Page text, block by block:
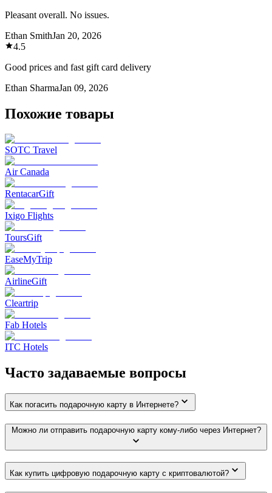
Pleasant overall. No issues.
Ethan SmithJan 20, 2026
4.5
Good prices and fast gift card delivery
Ethan SharmaJan 09, 2026
Похожие товары
SOTC Travel
Air Canada
RentacarGift
Ixigo Flights
ToursGift
EaseMyTrip
AirlineGift
Cleartrip
Fab Hotels
ITC Hotels
Часто задаваемые вопросы
Как погасить подарочную карту в Интернете?
Можно ли отправить подарочную карту кому-либо через Интернет?
Как купить цифровую подарочную карту с криптовалютой?